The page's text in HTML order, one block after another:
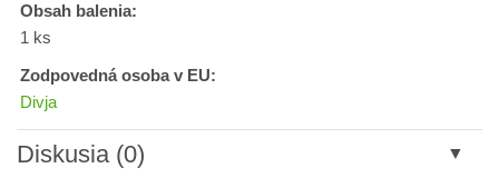
Obsah balenia:
1 ks
Zodpovedná osoba v EU:
Divja
Diskusia (0)